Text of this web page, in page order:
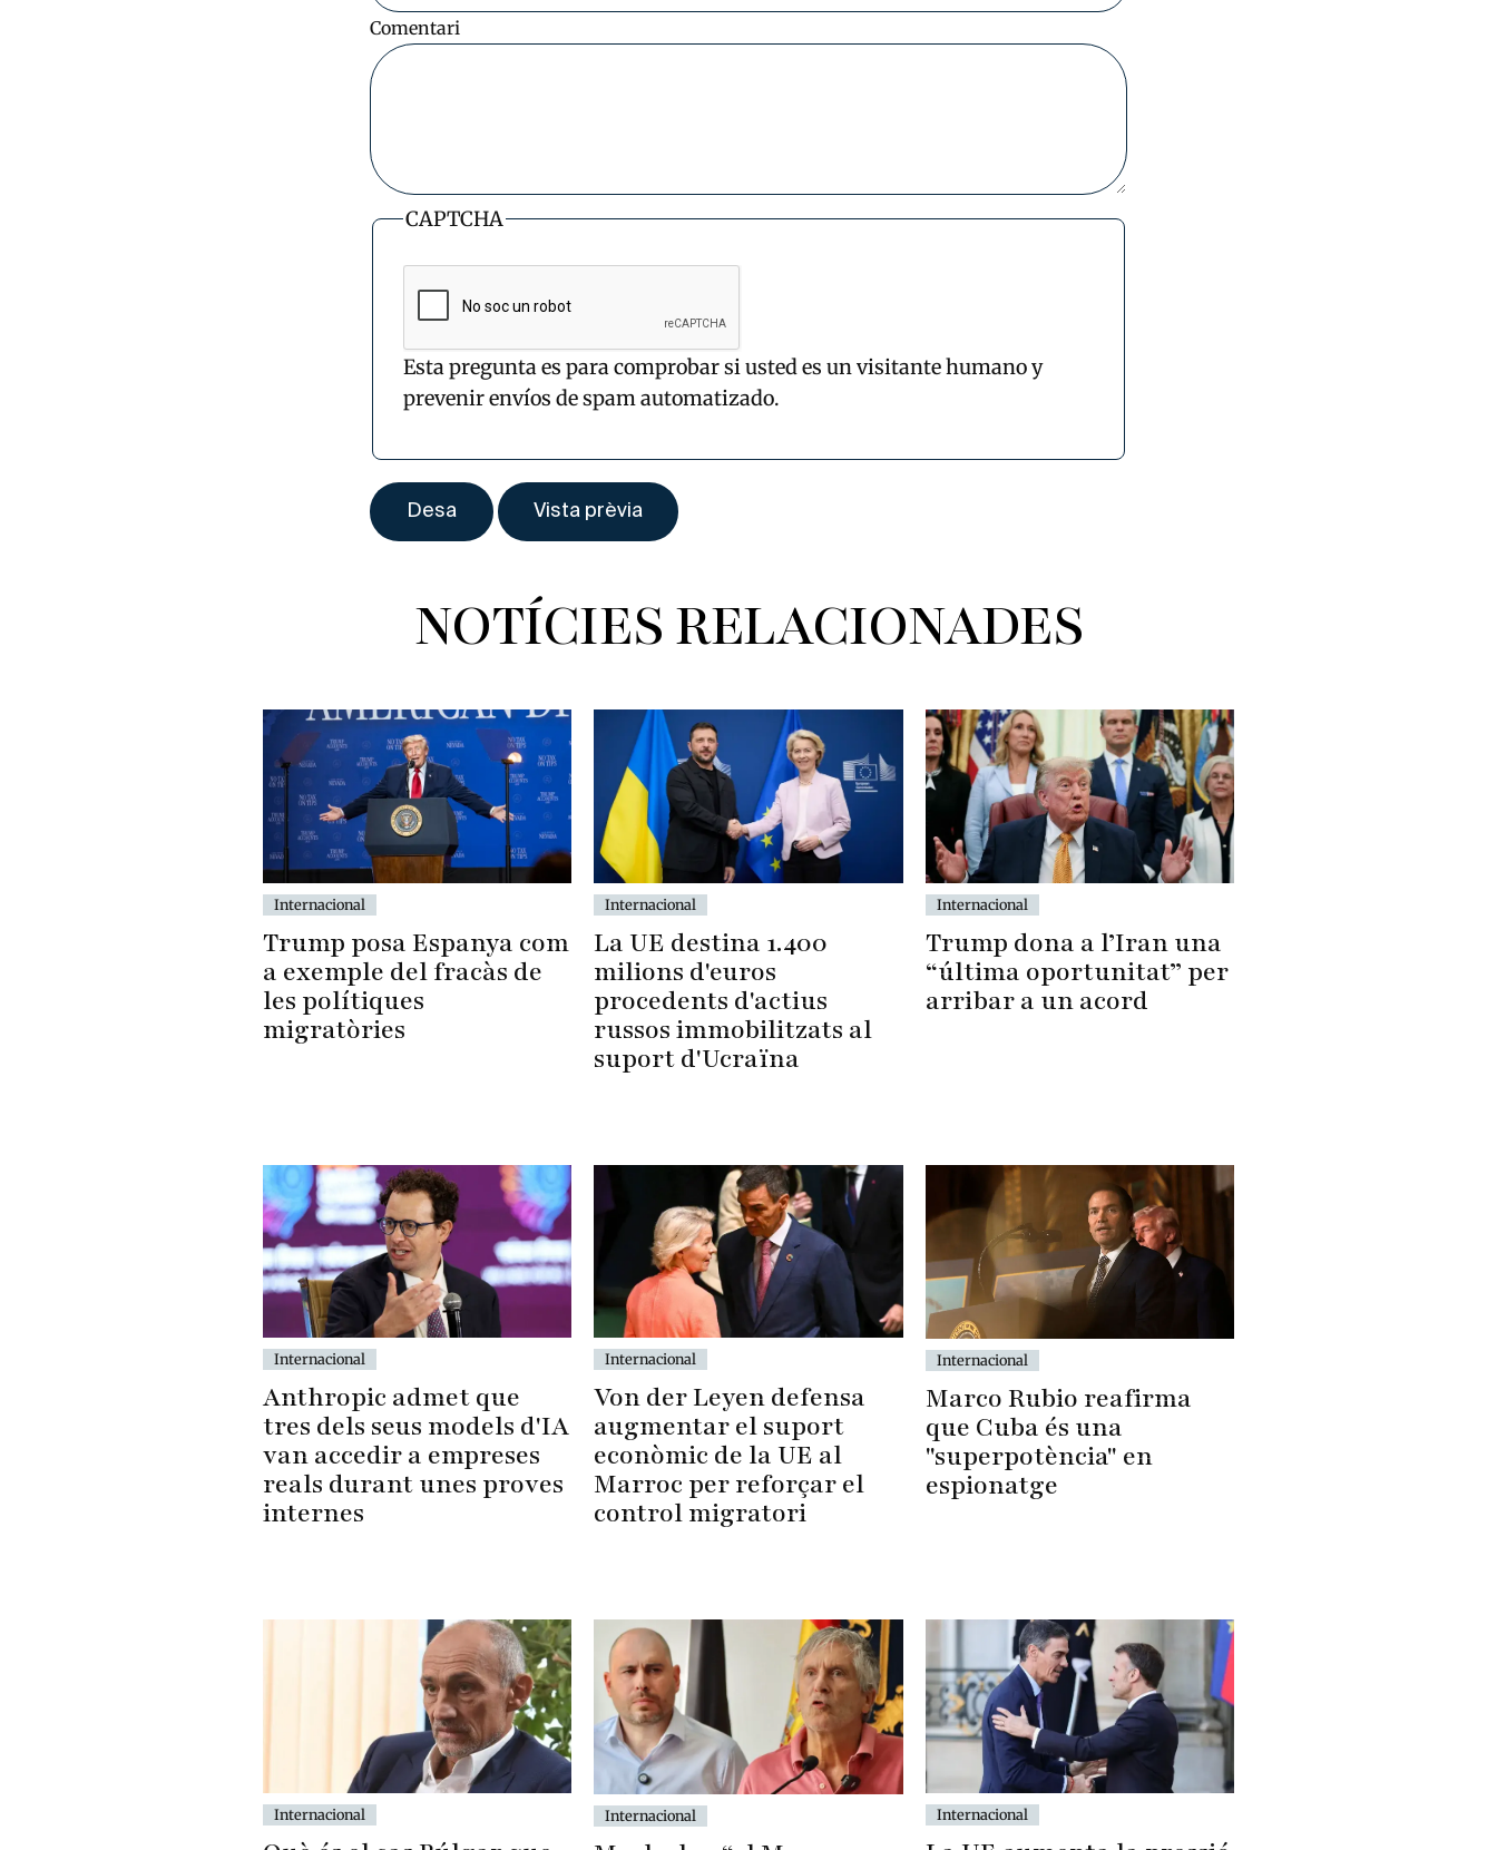
Comentari
CAPTCHA
Esta pregunta es para comprobar si usted es un visitante humano y
prevenir envíos de spam automatizado.
NOTÍCIES RELACIONADES
Internacional
Trump posa Espanya com
a exemple del fracàs de
les polítiques
migratòries
Internacional
La UE destina 1.400
milions d'euros
procedents d'actius
russos immobilitzats al
suport d'Ucraïna
Internacional
Trump dona a l’Iran una
“última oportunitat” per
arribar a un acord
Internacional
Anthropic admet que
tres dels seus models d'IA
van accedir a empreses
reals durant unes proves
internes
Internacional
Von der Leyen defensa
augmentar el suport
econòmic de la UE al
Marroc per reforçar el
control migratori
Internacional
Marco Rubio reafirma
que Cuba és una
"superpotència" en
espionatge
Internacional Internacional Internacional